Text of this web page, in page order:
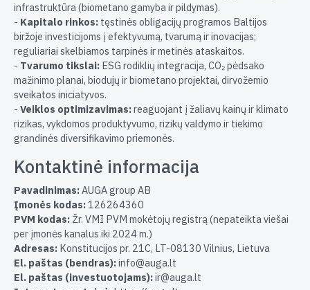
infrastruktūra (biometano gamyba ir pildymas).
- Kapitalo rinkos: tęstinės obligacijų programos Baltijos
biržoje investicijoms į efektyvumą, tvarumą ir inovacijas;
reguliariai skelbiamos tarpinės ir metinės ataskaitos.
- Tvarumo tikslai: ESG rodiklių integracija, CO₂ pėdsako
mažinimo planai, biodujų ir biometano projektai, dirvožemio
sveikatos iniciatyvos.
- Veiklos optimizavimas:reaguojant į žaliavų kainų ir klimato
rizikas, vykdomos produktyvumo, rizikų valdymo ir tiekimo
grandinės diversifikavimo priemonės.
Kontaktinė informacija
Pavadinimas:AUGA group AB
Įmonės kodas:126264360
PVM kodas: Žr. VMI PVM mokėtojų registrą (nepateikta viešai
per įmonės kanalus iki 2024 m.)
Adresas: Konstitucijos pr. 21C, LT-08130 Vilnius, Lietuva
El. paštas (bendras):info@auga.lt
El. paštas (investuotojams):ir@auga.lt